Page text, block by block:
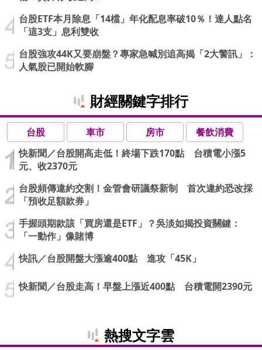
台股ETF本月除息「14檔」年化配息率破10％！達人點名
「這3支」息利雙收
台股強攻44K又要崩盤？專家急喊別追高揭「2大警訊」：
人氣股已開始軟腳
財經關鍵字排行
台股 車市 房市
餐飲消費
快新聞／台股開高走低！終場下跌170點 台積電小漲5
元、收2370元
台股頻傳違約交割！金管會研議祭新制 首次違約恐改採
「預收足額款券」
手握頭期款該「買房還是ETF」？吳淡如揭投資關鍵：
「一動作」像賭博
快訊／台股開盤大漲逾400點 進攻「45K」
快新聞／台股走高！早盤上漲近400點 台積電開2390元
熱搜文字雲